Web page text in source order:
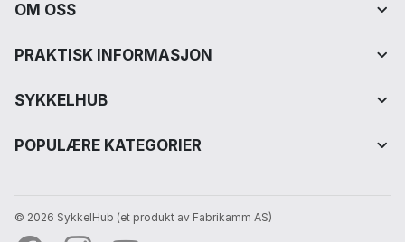
OM OSS
PRAKTISK INFORMASJON
SYKKELHUB
POPULÆRE KATEGORIER
© 2026 SykkelHub️ (et produkt av Fabrikamm AS)